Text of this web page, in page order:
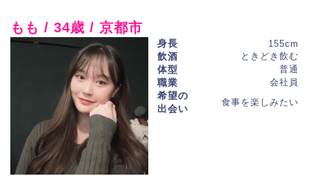
もも / 34歳 / 京都市
身長 155cm
飲酒 ときどき飲む
体型 普通
職業 会社員
希望の
出会い
食事を楽しみたい